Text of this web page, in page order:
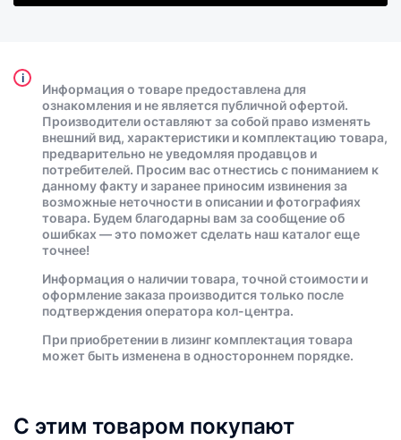
i
Информация о товаре предоставлена для
ознакомления и не является публичной офертой.
Производители оставляют за собой право изменять
внешний вид, характеристики и комплектацию товара,
предварительно не уведомляя продавцов и
потребителей. Просим вас отнестись с пониманием к
данному факту и заранее приносим извинения за
возможные неточности в описании и фотографиях
товара. Будем благодарны вам за сообщение об
ошибках — это поможет сделать наш каталог еще
точнее!
Информация о наличии товара, точной стоимости и
оформление заказа производится только после
подтверждения оператора кол-центра.
При приобретении в лизинг комплектация товара
может быть изменена в одностороннем порядке.
С этим товаром покупают